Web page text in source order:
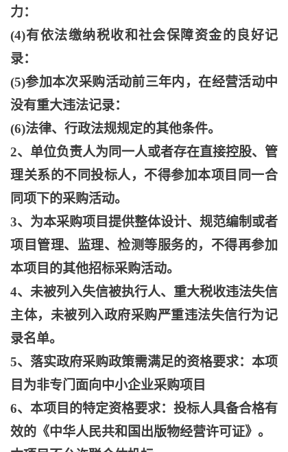
力：
(4)有依法缴纳税收和社会保障资金的良好记
录：
(5)参加本次采购活动前三年内，在经营活动中
没有重大违法记录：
(6)法律、行政法规规定的其他条件。
2、单位负责人为同一人或者存在直接控股、管
理关系的不同投标人，不得参加本项目同一合
同项下的采购活动。
3、为本采购项目提供整体设计、规范编制或者
项目管理、监理、检测等服务的，不得再参加
本项目的其他招标采购活动。
4、未被列入失信被执行人、重大税收违法失信
主体，未被列入政府采购严重违法失信行为记
录名单。
5、落实政府采购政策需满足的资格要求：本项
目为非专门面向中小企业采购项目
6、本项目的特定资格要求：投标人具备合格有
效的《中华人民共和国出版物经营许可证》。